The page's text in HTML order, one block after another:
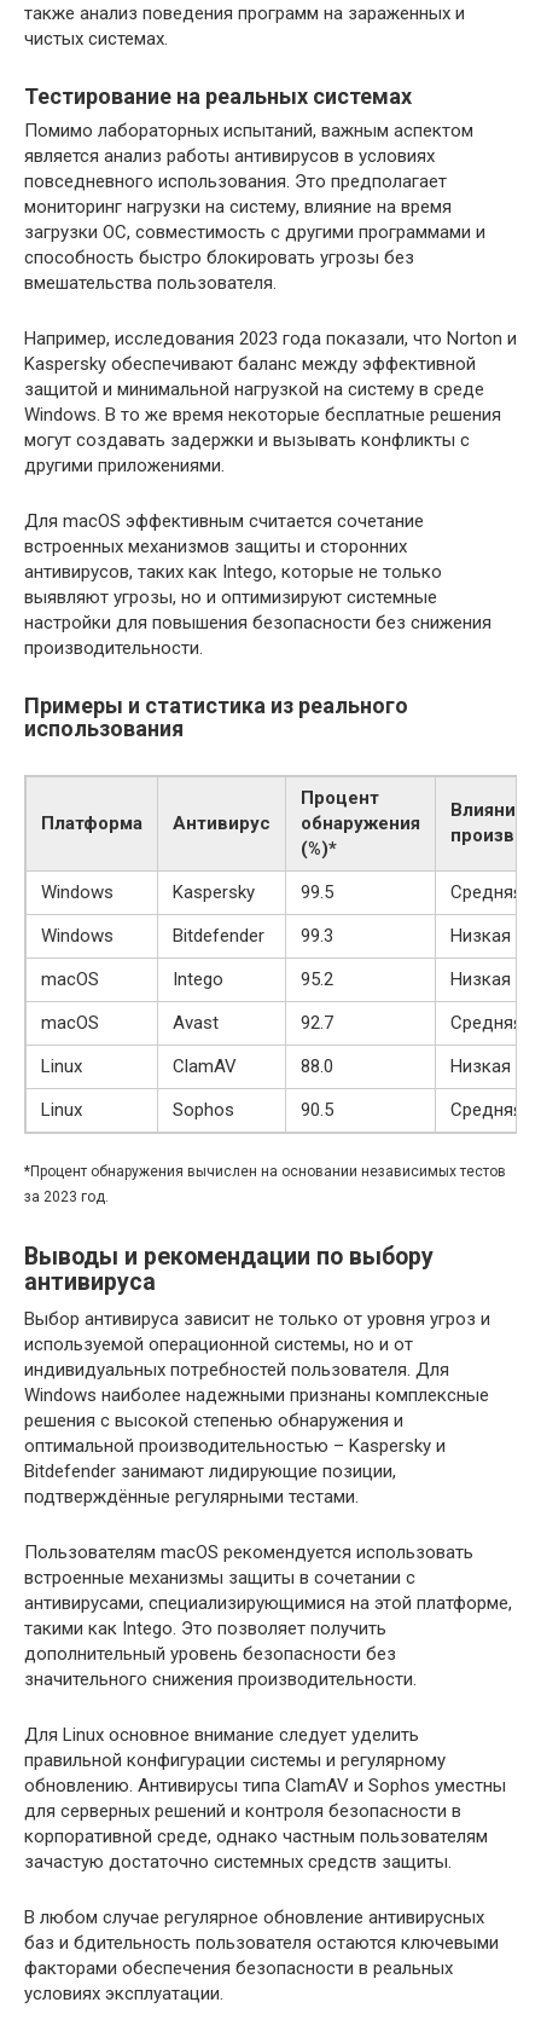
также анализ поведения программ на зараженных и
чистых системах.
Тестирование на реальных системах
Помимо лабораторных испытаний, важным аспектом
является анализ работы антивирусов в условиях
повседневного использования. Это предполагает
мониторинг нагрузки на систему, влияние на время
загрузки ОС, совместимость с другими программами и
способность быстро блокировать угрозы без
вмешательства пользователя.
Например, исследования 2023 года показали, что Norton и
Kaspersky обеспечивают баланс между эффективной
защитой и минимальной нагрузкой на систему в среде
Windows. В то же время некоторые бесплатные решения
могут создавать задержки и вызывать конфликты с
другими приложениями.
Для macOS эффективным считается сочетание
встроенных механизмов защиты и сторонних
антивирусов, таких как Intego, которые не только
выявляют угрозы, но и оптимизируют системные
настройки для повышения безопасности без снижения
производительности.
Примеры и статистика из реального
использования
Платформа Антивирус
Процент
обнаружения
(%)*
Влияние
Windows Kaspersky 99.5
Средняя
Windows
Bitdefender 99.3
Низкая
macOS
Intego 95.2
Низкая
macOS
Avast 92.7
Средняя
Linux
ClamAV 88.0
Низкая
Linux
Sophos 90.5 Средняя
*Процент обнаружения вычислен на основании независимых тестов
за 2023 год.
Выводы и рекомендации по выбору
антивируса
Выбор антивируса зависит не только от уровня угроз и
используемой операционной системы, но и от
индивидуальных потребностей пользователя. Для
Windows наиболее надежными признаны комплексные
решения с высокой степенью обнаружения и
оптимальной производительностью – Kaspersky и
Bitdefender занимают лидирующие позиции,
подтверждённые регулярными тестами.
Пользователям macOS рекомендуется использовать
встроенные механизмы защиты в сочетании с
антивирусами, специализирующимися на этой платформе,
такими как Intego. Это позволяет получить
дополнительный уровень безопасности без
значительного снижения производительности.
Для Linux основное внимание следует уделить
правильной конфигурации системы и регулярному
обновлению. Антивирусы типа ClamAV и Sophos уместны
для серверных решений и контроля безопасности в
корпоративной среде, однако частным пользователям
зачастую достаточно системных средств защиты.
В любом случае регулярное обновление антивирусных
баз и бдительность пользователя остаются ключевыми
факторами обеспечения безопасности в реальных
условиях эксплуатации.